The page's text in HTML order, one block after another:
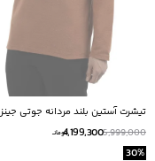
تیشرت آستین بلند مردانه جوتی جینز
JootiJeans کد 43571903
5,999,000
4,199,300تومانــ
30%